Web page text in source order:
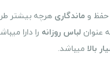
حفظ و ماندگاری هرچه بیشتر
عنوان لباس روزانه را دارا
بالا میباشد.